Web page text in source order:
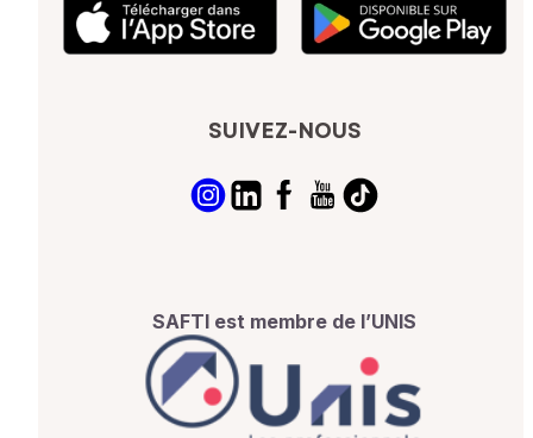
SUIVEZ-NOUS
SAFTI est membre de l’UNIS